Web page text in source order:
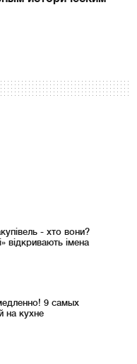
- хто вони?
відкривають імена
9 самых
на кухне